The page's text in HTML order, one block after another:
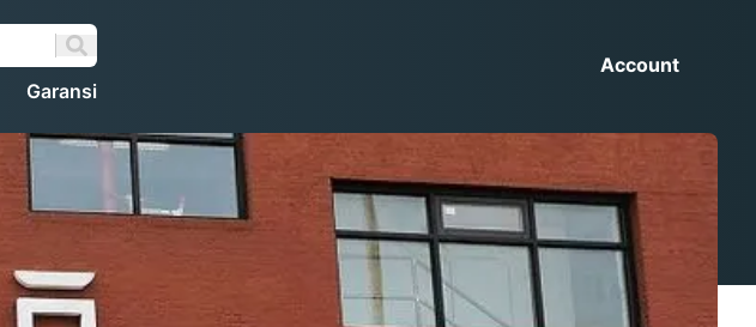
Garansi
Account